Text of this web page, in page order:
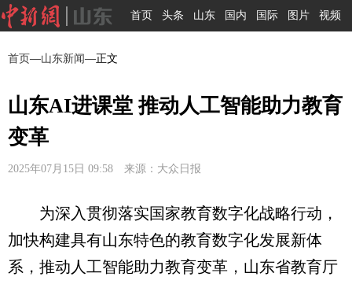
首页 头条 山东 国内 国际 图片 视频
首页—山东新闻—正文
山东AI进课堂 推动人工智能助力教育
变革
2025年07月15日 09:58 来源：大众日报
为深入贯彻落实国家教育数字化战略行动，
加快构建具有山东特色的教育数字化发展新体
系，推动人工智能助力教育变革，山东省教育厅